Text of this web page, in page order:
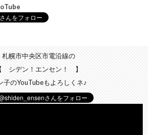
札幌市中央区市電沿線の
シデン！エンセン！ 】
子のYouTubeもよろしくネ♪